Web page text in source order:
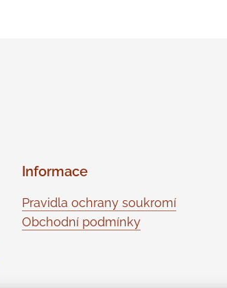
Informace
Pravidla ochrany soukromí
Obchodní podmínky